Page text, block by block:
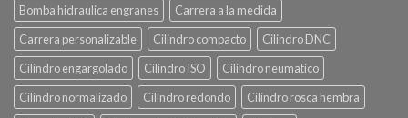
Bomba hidraulica engranes
Carrera a la medida
Carrera personalizable
Cilindro compacto
Cilindro DNC
Cilindro engargolado
Cilindro ISO
Cilindro neumatico
Cilindro normalizado
Cilindro redondo
Cilindro rosca hembra